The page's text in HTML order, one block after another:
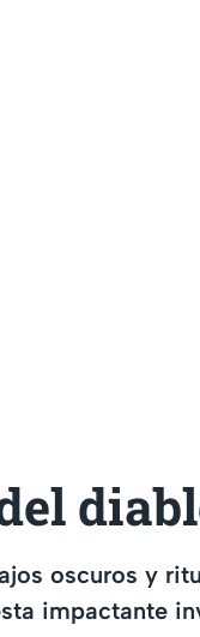
oscuros y
impactante